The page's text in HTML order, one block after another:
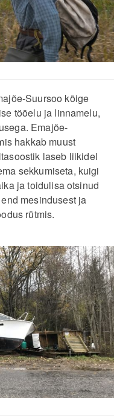
Suursoo kõige
tööelu ja linnamelu,
Emajõe-
hakkab muust
laseb liikidel
sekkumiseta, kuigi
ja toidulisa otsinud
mesindusest ja
rütmis.